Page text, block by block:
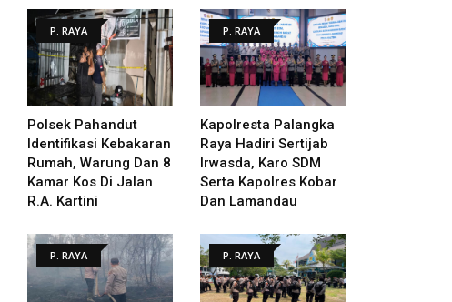
P. RAYA
Polsek Pahandut
Identifikasi Kebakaran
Rumah, Warung Dan 8
Kamar Kos Di Jalan
R.A. Kartini
P. RAYA
Kapolresta Palangka
Raya Hadiri Sertijab
Irwasda, Karo SDM
Serta Kapolres Kobar
Dan Lamandau
P. RAYA P. RAYA